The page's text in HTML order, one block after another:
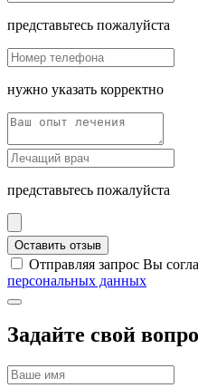
представьтесь пожалуйста
нужно указать корректно
представьтесь пожалуйста
Оставить отзыв
Отправляя запрос Вы
персональных данных
Задайте свой